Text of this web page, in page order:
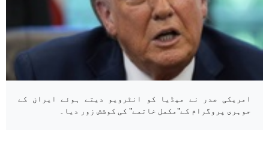
امریکی صدر نے میڈیا کو انٹرویو دیتے ہوئے ایران کے
جوہری پروگرام کے"مکمل خاتمے" کی کوشش زور دیا۔